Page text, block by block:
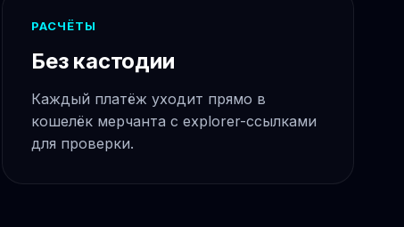
РАСЧЁТЫ
Без кастодии
Каждый платёж уходит прямо в
кошелёк мерчанта с explorer-ссылками
для проверки.